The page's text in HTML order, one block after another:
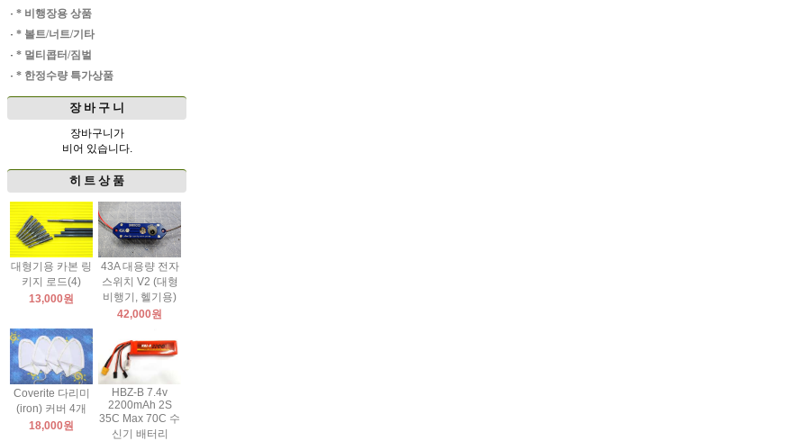
· * 비행장용 상품
· * 볼트/너트/기타
· * 멀티콥터/짐벌
· * 한정수량 특가상품
장 바 구 니
장바구니가
비어 있습니다.
히 트 상 품
대형기용 카본 링
키지 로드(4)
13,000원
43A 대용량 전자
스위치 V2 (대형
비행기, 헬기용)
42,000원
Coverite 다리미
(iron) 커버 4개
18,000원
HBZ-B 7.4v
2200mAh 2S
35C Max 70C 수
신기 배터리